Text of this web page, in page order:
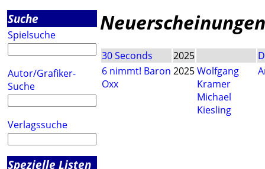
Suche
Spielsuche
Autor/Grafiker-
Suche
Verlagssuche
Spezielle Listen
30 Seconds 2025
6 nimmt! Baron
Oxx
2025Wolfgang
Kramer
Michael
Kiesling